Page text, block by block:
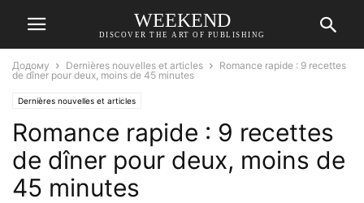
WEEKEND
DISCOVER THE ART OF PUBLISHING
Додому Dernières nouvelles et articles
Romance rapide : 9 recettes
de dîner pour deux, moins de 45 minutes
Dernières nouvelles et articles
Romance rapide : 9 recettes
de dîner pour deux, moins de
45 minutes